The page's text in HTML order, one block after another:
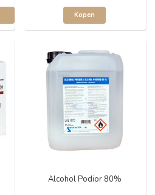
Kopen
Alcohol Podior 80%